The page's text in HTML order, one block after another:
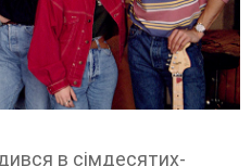
в сімдесятих-